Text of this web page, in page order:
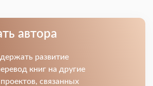
автора
развитие
книг на другие
связанных